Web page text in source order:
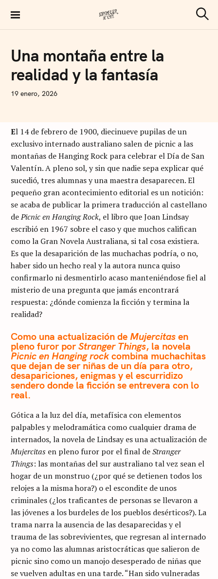
i
Sommelier de Café
e
I
E
S
Una montaña entre la
realidad y la fantasía
N
Á
A
R
T
U
S
19 enero, 2026
El 14 de febrero de 1900, diecinueve pupilas de un
exclusivo internado australiano salen de picnic a las
montañas de Hanging Rock para celebrar el Día de San
Valentín. A pleno sol, y sin que nadie sepa explicar qué
sucedió, tres alumnas y una maestra desaparecen. El
pequeño gran acontecimiento editorial es un notición:
se acaba de publicar la primera traducción al castellano
dePicnic en Hanging Rock, el libro que Joan Lindsay
escribió en 1967 sobre el caso y que muchos califican
como la Gran Novela Australiana, si tal cosa existiera.
Es que la desaparición de las muchachas podría, o no,
haber sido un hecho real y la autora nunca quiso
confirmarlo ni desmentirlo acaso manteniéndose fiel al
misterio de una pregunta que jamás encontrará
respuesta: ¿dónde comienza la ficción y termina la
realidad?
Como una actualización de Mujercitas en
pleno furor porStranger Things, la novela
Picnic en Hanging rockcombina muchachitas
que dejan de ser niñas de un día para otro,
desapariciones, enigmas y el escurridizo
sendero donde la ficción se entrevera con lo
real.
Gótica a la luz del día, metafísica con elementos
palpables y melodramática como cualquier drama de
internados, la novela de Lindsay es una actualización de
Mujercitas en pleno furor por el final deStranger
Things: las montañas del sur australiano tal vez sean el
hogar de un monstruo (¿por qué se detienen todos los
relojes a la misma hora?) o el escondite de unos
criminales (¿los traficantes de personas se llevaron a
las jóvenes a los burdeles de los pueblos desérticos?). La
trama narra la ausencia de las desaparecidas y el
trauma de las sobrevivientes, que regresan al internado
ya no como las alumnas aristocráticas que salieron de
picnic sino como un manojo desesperado de niñas que
se vuelven adultas en una tarde. “Han sido vulneradas